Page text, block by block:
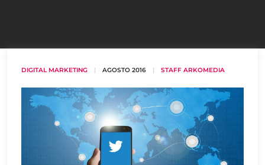
DIGITAL MARKETING | AGOSTO 2016 | STAFF ARKOMEDIA